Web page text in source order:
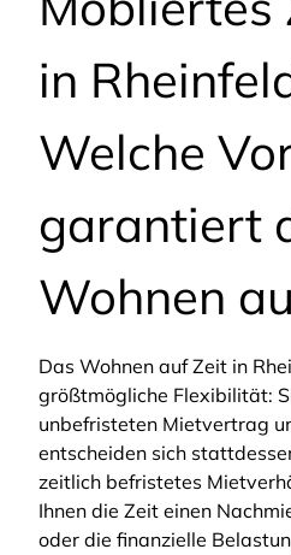
in
Welche
garantiert
Wohnen
Das Wohnen auf Zeit in
größtmögliche Flexibilität:
unbefristeten Mietvertrag
entscheiden sich
zeitlich befristetes
Ihnen die Zeit einen
oder die finanzielle